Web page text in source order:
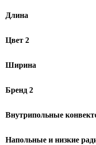
Длина
Цвет 2
Ширина
Бренд 2
Внутрипольные
Напольные и низкие